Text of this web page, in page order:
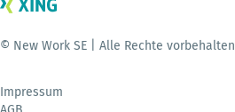
© New Work SE | Alle Rechte vorbehalten
Impressum